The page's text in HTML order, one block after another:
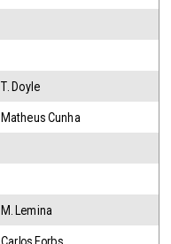
T. Doyle
Matheus Cunha
M. Lemina